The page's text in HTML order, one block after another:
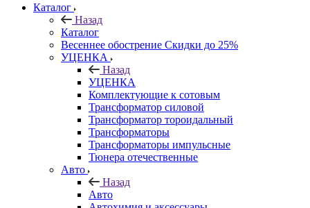
Каталог
Назад
Каталог
Весеннее обострение Скидки до 25%
УЦЕНКА
Назад
УЦЕНКА
Комплектующие к сотовым
Трансформатор силовой
Трансформатор тороидальный
Трансформаторы
Трансформаторы импульсные
Тюнера отечественные
Авто
Назад
Авто